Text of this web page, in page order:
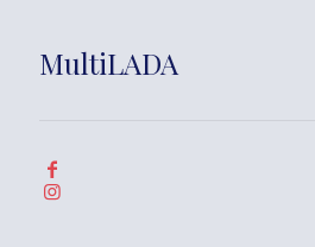
MultiLADA